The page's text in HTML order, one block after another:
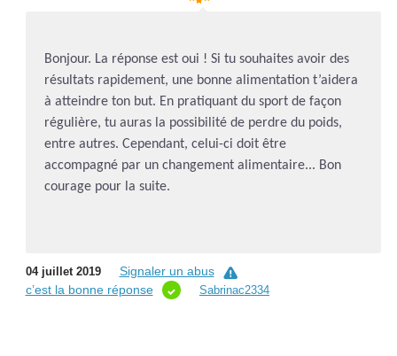
Bonjour. La réponse est oui ! Si tu souhaites avoir des
résultats rapidement, une bonne alimentation t’aidera
à atteindre ton but. En pratiquant du sport de façon
régulière, tu auras la possibilité de perdre du poids,
entre autres. Cependant, celui-ci doit être
accompagné par un changement alimentaire... Bon
courage pour la suite.
04 juillet 2019
Signaler un abus
c’est la bonne réponse
Sabrinac2334